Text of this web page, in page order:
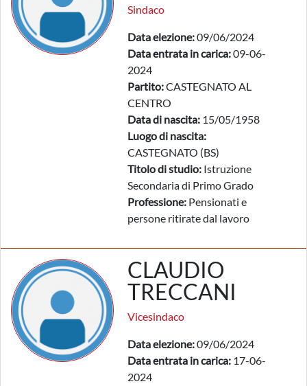
Sindaco
Data elezione:09/06/2024
Data entrata in carica:09-06-
2024
Partito:CASTEGNATO AL
CENTRO
Data di nascita: 15/05/1958
Luogo di nascita:
CASTEGNATO (BS)
Titolo di studio: Istruzione
Secondaria di Primo Grado
Professione: Pensionati e
persone ritirate dal lavoro
CLAUDIO
TRECCANI
Vicesindaco
Data elezione:09/06/2024
Data entrata in carica: 17-06-
2024